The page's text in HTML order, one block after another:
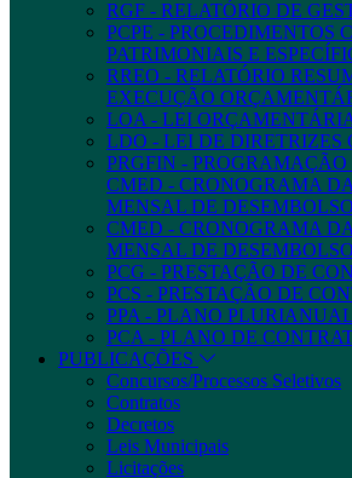
RGF - RELATÓRIO DE
PCPE - PROCEDIMENTOS
PATRIMONIAIS E
RREO - RELATÓRIO
EXECUÇÃO
LOA - LEI
LDO - LEI DE DIRETRIZES
PRGFIN -
CMED - CRONOGRAMA
MENSAL DE DESEMBOLSO
CMED - CRONOGRAMA
MENSAL DE DESEMBOLSO
PCG - PRESTAÇÃO DE
PCS - PRESTAÇÃO DE
PPA - PLANO PLURIANUAL
PCA - PLANO DE
PUBLICAÇÕES
Concursos/Processos Seletivos
Contratos
Decretos
Leis Municipais
Licitações